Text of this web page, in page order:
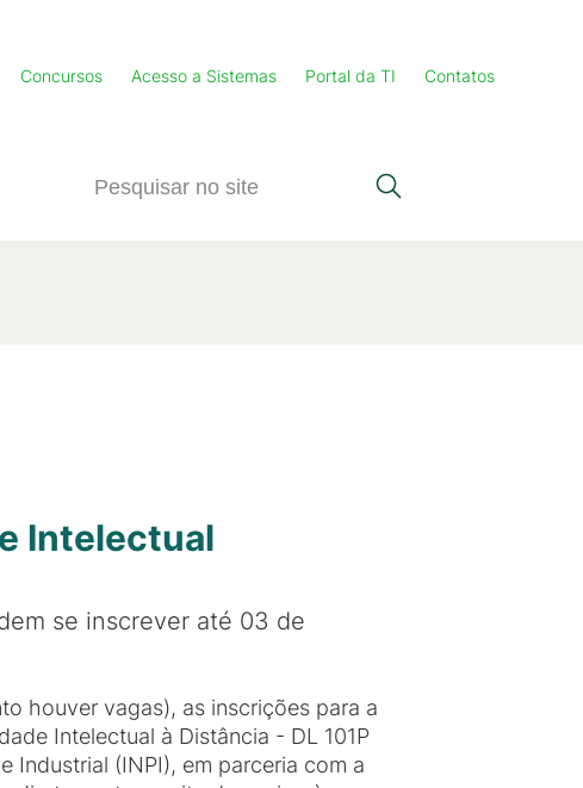
Concursos Acesso a Sistemas Portal da TI Contatos
Intelectual
se inscrever até 03 de
houver vagas), as inscrições para a
Intelectual à Distância - DL 101P
Industrial (INPI), em parceria com a